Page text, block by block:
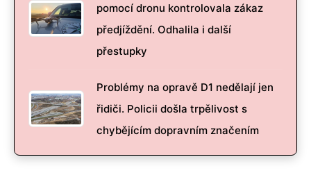
pomocí dronu kontrolovala zákaz
předjíždění. Odhalila i další
přestupky
Problémy na opravě D1 nedělají jen
řidiči. Policii došla trpělivost s
chybějícím dopravním značením